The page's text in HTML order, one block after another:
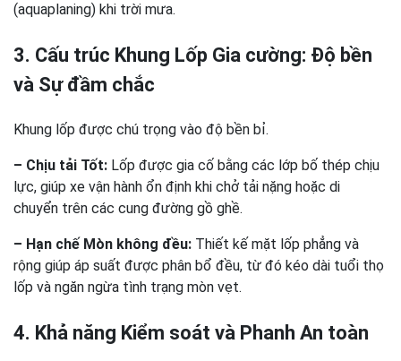
(aquaplaning) khi trời mưa.
3. Cấu trúc Khung Lốp Gia cường: Độ bền
và Sự đầm chắc
Khung lốp được chú trọng vào độ bền bỉ.
– Chịu tải Tốt: Lốp được gia cố bằng các lớp bố thép chịu
lực, giúp xe vận hành ổn định khi chở tải nặng hoặc di
chuyển trên các cung đường gồ ghề.
– Hạn chế Mòn không đều: Thiết kế mặt lốp phẳng và
rộng giúp áp suất được phân bổ đều, từ đó kéo dài tuổi thọ
lốp và ngăn ngừa tình trạng mòn vẹt.
4. Khả năng Kiểm soát và Phanh An toàn